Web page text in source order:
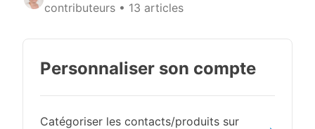
contributeurs • 13 articles
Personnaliser son compte
Catégoriser les contacts/produits sur